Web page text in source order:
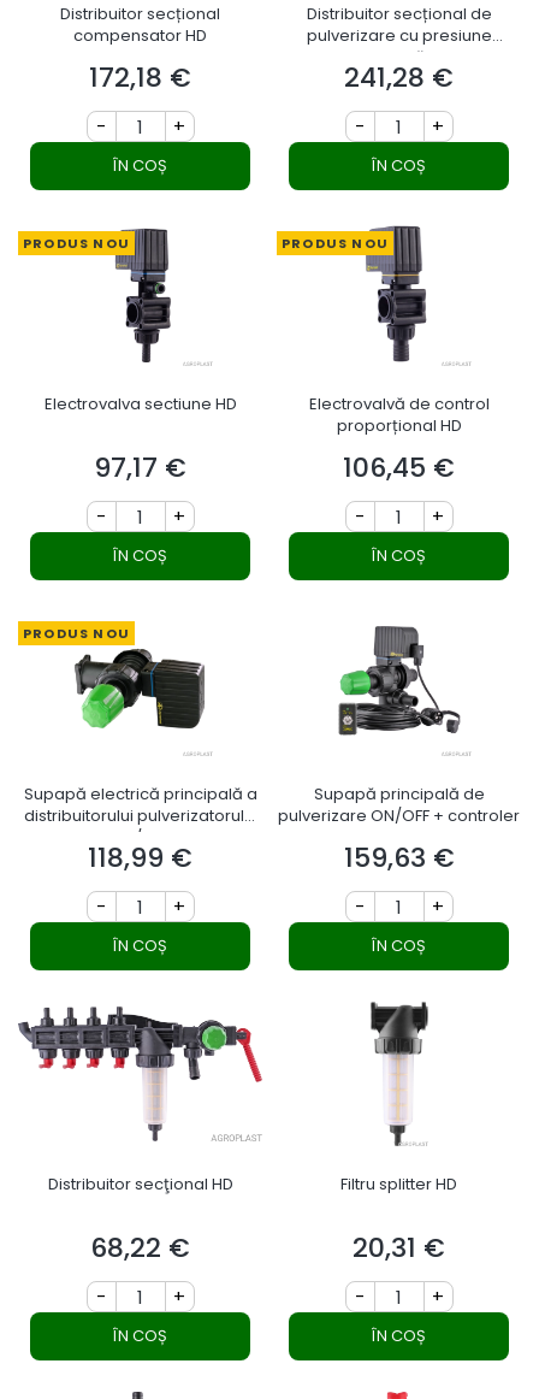
Distribuitor secțional
compensator HD
Preț
172,18 €
- +
ÎN COȘ
Distribuitor secțional de
pulverizare cu presiune
constantă HD
Preț
241,28 €
- +
ÎN COȘ
PRODUS NOU
Electrovalva sectiune HD
Preț
97,17 €
- +
ÎN COȘ
PRODUS NOU
Electrovalvă de control
proporțional HD
Preț
106,45 €
- +
ÎN COȘ
PRODUS NOU
Supapă electrică principală a
distribuitorului pulverizatorului
ON/OFF
Preț
118,99 €
- +
ÎN COȘ
Supapă principală de
pulverizare ON/OFF + controler
Preț
159,63 €
- +
ÎN COȘ
Distribuitor secţional HD
Preț
68,22 €
- +
ÎN COȘ
Filtru splitter HD
Preț
20,31 €
- +
ÎN COȘ